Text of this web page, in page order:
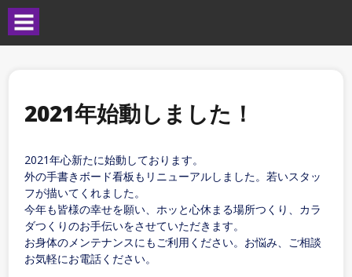
2021年始動しました！
2021年心新たに始動しております。
外の手書きボード看板もリニューアルしました。若いスタッ
フが描いてくれました。
今年も皆様の幸せを願い、ホッと心休まる場所つくり、カラ
ダつくりのお手伝いをさせていただきます。
お身体のメンテナンスにもご利用ください。お悩み、ご相談
お気軽にお電話ください。